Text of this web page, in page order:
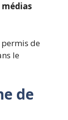
de
le
de